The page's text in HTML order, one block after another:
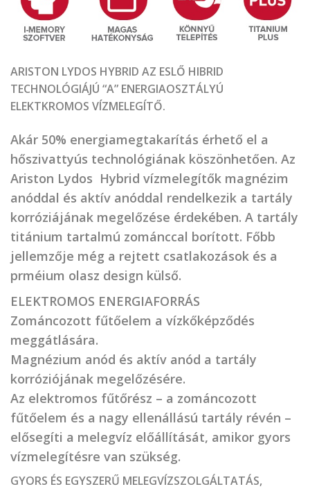
ARISTON LYDOS HYBRID AZ ESLŐ HIBRID
TECHNOLÓGIÁJÚ “A” ENERGIAOSZTÁLYÚ
ELEKTKROMOS VÍZMELEGÍTŐ.
Akár 50% energiamegtakarítás érhető el a
hőszivattyús technológiának köszönhetően. Az
Ariston Lydos Hybrid vízmelegítők magnézim
anóddal és aktív anóddal rendelkezik a tartály
korróziájának megelőzése érdekében. A tartály
titánium tartalmú zománccal borított. Főbb
jellemzője még a rejtett csatlakozások és a
prméium olasz design külső.
ELEKTROMOS ENERGIAFORRÁS
Zománcozott fűtőelem a vízkőképződés
meggátlására.
Magnézium anód és aktív anód a tartály
korróziójának megelőzésére.
Az elektromos fűtőrész – a zománcozott
fűtőelem és a nagy ellenállású tartály révén –
elősegíti a melegvíz előállítását, amikor gyors
vízmelegítésre van szükség.
GYORS ÉS EGYSZERŰ MELEGVÍZSZOLGÁLTATÁS,